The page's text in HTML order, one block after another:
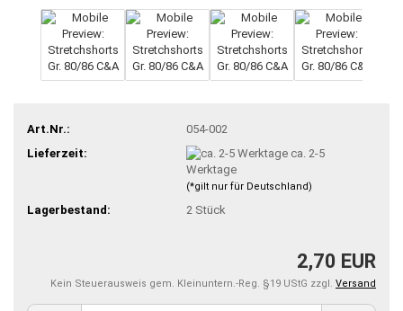
Art.Nr.:
054-002
Lieferzeit:
ca. 2-5
Werktage
(*gilt nur für Deutschland)
Lagerbestand: 2 Stück
2,70 EUR
Kein Steuerausweis gem. Kleinuntern.-Reg. §19 UStG zzgl. Versand